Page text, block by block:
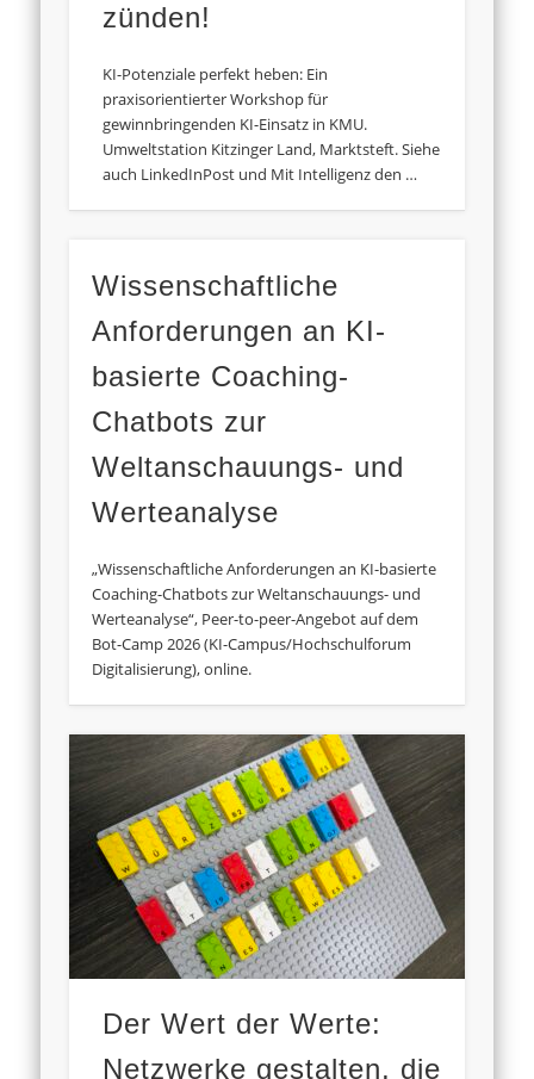
zünden!
KI-Potenziale perfekt heben: Ein
praxisorientierter Workshop für
gewinnbringenden KI-Einsatz in KMU.
Umweltstation Kitzinger Land, Marktsteft. Siehe
auch LinkedInPost und Mit Intelligenz den …
Wissenschaftliche
Anforderungen an KI-
basierte Coaching-
Chatbots zur
Weltanschauungs- und
Werteanalyse
„Wissenschaftliche Anforderungen an KI-basierte
Coaching-Chatbots zur Weltanschauungs- und
Werteanalyse“, Peer-to-peer-Angebot auf dem
Bot-Camp 2026 (KI-Campus/Hochschulforum
Digitalisierung), online.
Der Wert der Werte:
Netzwerke gestalten, die